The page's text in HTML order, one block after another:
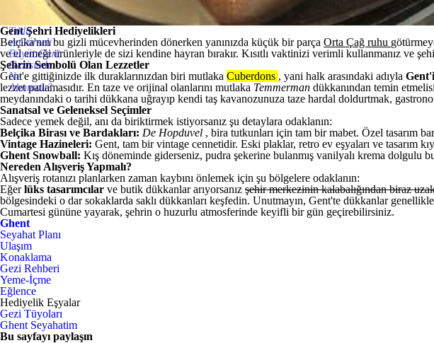
Tıkla
veGörseli
Büyüt:Gent
Gezisinde
Ne
Alınmalı?
Gent Şehri Hediyelikleri
Belçika'nın bu gizli mücevherinden dönerken yanınızda küçük bir parça Orta Çağ ruhu
ve el emeği ürünleriyle de sizi kendine hayran bırakır. Kısıtlı vaktinizi verimli kullanmanız ve
Şehrin Sembolü Olan Lezzetler
Gent'e gittiğinizde ilk duraklarınızdan biri mutlaka Cuberdons , yani halk arasındaki adıyla
lezzet patlamasıdır. En taze ve orijinal olanlarını mutlaka Temmerman dükkanından temin
meydanındaki o tarihi dükkana uğrayıp kendi taş kavanozunuza taze hardal doldurtmak,
Sanatsal ve Geleneksel Seçimler
Sadece yemek değil, anı da biriktirmek istiyorsanız şu detaylara odaklanın:
Belçika Birası ve Bardakları: De Hopduvel , bira tutkunları için tam bir mabet. Özel tasarım
Vintage Hazineleri: Gent, tam bir vintage cennetidir. Eski plaklar, retro ev eşyaları ve tasarım
Ghent Snowball: Kış döneminde giderseniz, pudra şekerine bulanmış vanilyalı krema dolgulu
Nereden Alışveriş Yapmalı?
Alışveriş rotanızı planlarken zaman kaybını önlemek için şu bölgelere odaklanın:
Eğerlüks tasarımcılar ve butik dükkanlar arıyorsanız şehir merkezinin kalabalığından biraz
bölgesindeki o dar sokaklarda saklı dükkanları keşfedin. Unutmayın, Gent'te dükkanlar
Cumartesi gününe yayarak, şehrin o huzurlu atmosferinde keyifli bir gün geçirebilirsiniz.
Ghent
Seyahat Planı
Ulaşım
Konaklama
Gezi Rehberi
Yeme-İçme
Eğlence
Hediyelik Eşyalar
Gezi Tüyoları
Ghent Seyahatim
Bu sayfayı paylaşın